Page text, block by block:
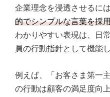
企業理念を浸透させるには
的でシンプルな言葉を採
わかりやすい表現は、日
員の行動指針として機能し
例えば、「お客さま第一
の行動は顧客の満足度向